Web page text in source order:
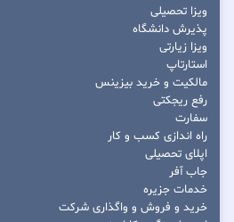
ویزا تحصیلی
پذیرش دانشگاه
ویزا زیارتی
استارتاپ
مالکیت و خرید بیزینس
رفع ریجکتی
سفارت
راه اندازی کسب و کار
اپلای تحصیلی
جاب آفر
خدمات جزیره
خرید و فروش و واگذاری شرکت